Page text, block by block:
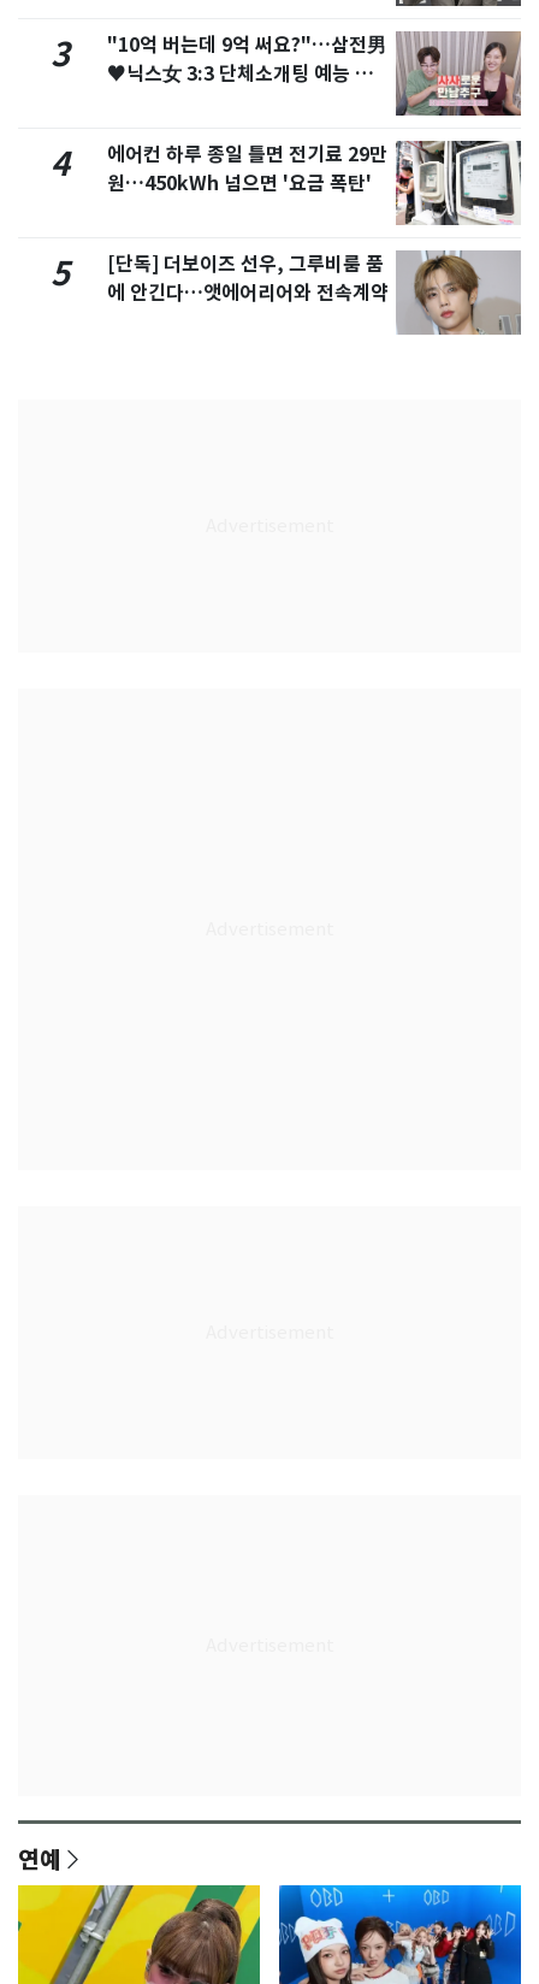
3
"10억 버는데 9억 써요?"…삼전男
♥닉스女 3:3 단체소개팅 예능 화
4
에어컨 하루 종일 틀면 전기료 29만
원…450kWh 넘으면 '요금 폭탄'
5
[단독] 더보이즈 선우, 그루비룸 품
에 안긴다…앳에어리어와 전속계약
연예